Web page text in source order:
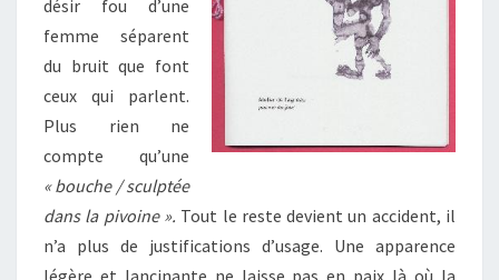
désir fou d’une
femme séparent
du bruit que font
ceux qui parlent.
Plus rien ne
compte qu’une
« bouche / sculptée
dans la pivoine ». Tout le reste devient un accident, il
n’a plus de justifications d’usage. Une apparence
légère et lancinante ne laisse pas en paix là où la